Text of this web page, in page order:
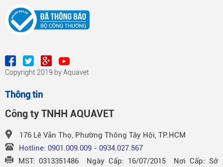
Copyright 2019 by Aquavet
Thông tin
Công ty TNHH AQUAVET
176 Lê Văn Thọ, Phường Thông Tây Hội, TP.HCM
Hotline: 0901.009.009 - 0934.027.567
MST: 0313351486 Ngày Cấp: 16/07/2015 Nơi Cấp: Sở